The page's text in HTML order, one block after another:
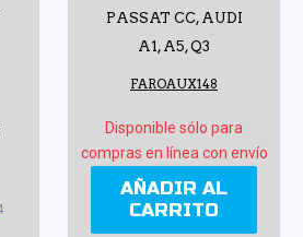
PASSAT CC, AUDI
A1, A5, Q3
FAROAUX148
Disponible sólo para
compras en línea con envío
AÑADIR AL
CARRITO